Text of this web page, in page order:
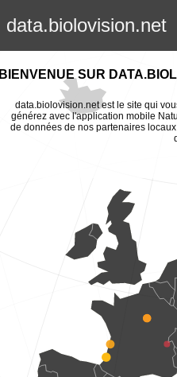
data.biolovision.net
BIENVENUE SUR
data.biolovision.net est le site qui
générez avec l'application mobile
de données de nos partenaires